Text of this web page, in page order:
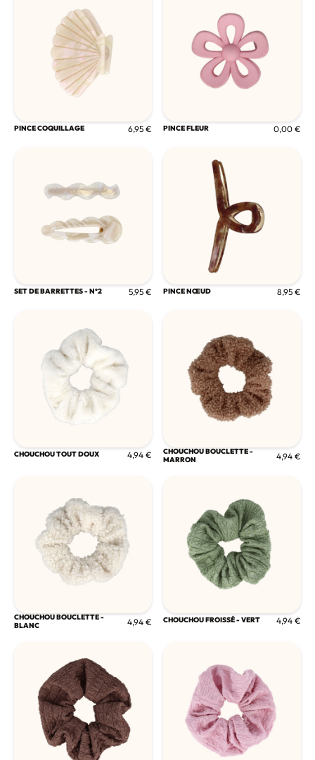
PINCE COQUILLAGE 6,95 € PINCE FLEUR 0,00 €
SET DE BARRETTES - N°2 5,95 € PINCE NŒUD 8,95 €
CHOUCHOU TOUT DOUX 4,94 €
CHOUCHOU BOUCLETTE -
MARRON
4,94 €
CHOUCHOU BOUCLETTE -
BLANC
4,94 € CHOUCHOU FROISSÉ - VERT 4,94 €